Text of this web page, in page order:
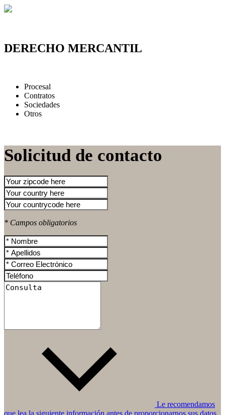
DERECHO MERCANTIL
Procesal
Contratos
Sociedades
Otros
Solicitud de contacto
* Campos obligatorios
Le recomendamos
que lea la siguiente información antes de proporcionarnos sus datos